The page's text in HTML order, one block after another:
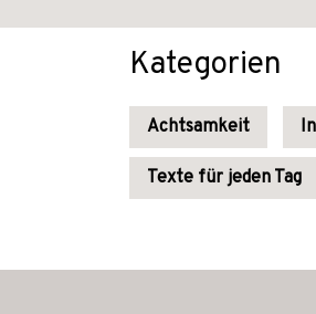
Kategorien
Achtsamkeit
Texte für jeden Tag